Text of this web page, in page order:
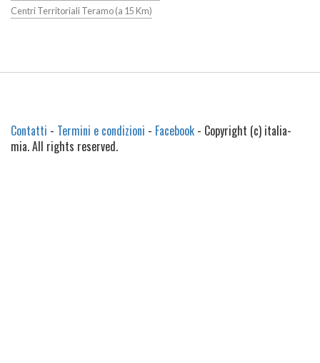
Centri Territoriali Teramo (a 15 Km)
Contatti - Termini e condizioni - Facebook - Copyright (c) italia-
mia. All rights reserved.